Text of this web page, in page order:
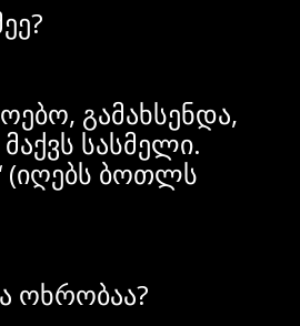
გამახსენდა,
სასმელი.
(იღებს ბოთლს
ოხრობაა?